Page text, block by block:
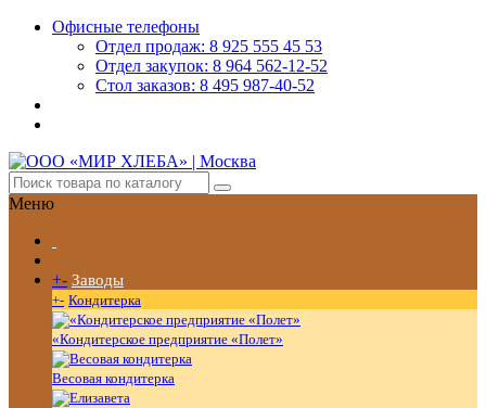
Офисные телефоны
Отдел продаж: 8 925 555 45 53
Отдел закупок: 8 964 562-12-52
Стол заказов: 8 495 987-40-52
Меню
+- Заводы
+- Кондитерка
«Кондитерское предприятие «Полет»
Весовая кондитерка